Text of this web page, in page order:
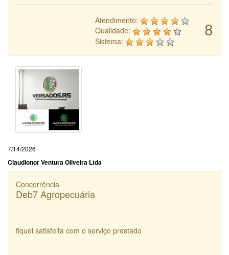
8
Atendimento:
Qualidade:
Sistema:
7/14/2026
Claudionor Ventura Oliveira Ltda
Concorrência
Deb7 Agropecuária
fiquei satisfeita com o serviço prestado